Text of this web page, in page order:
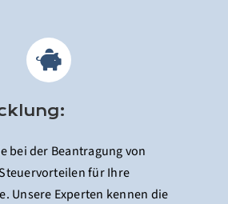
bei der Beantragung von
für Ihre
Unsere Experten kennen die